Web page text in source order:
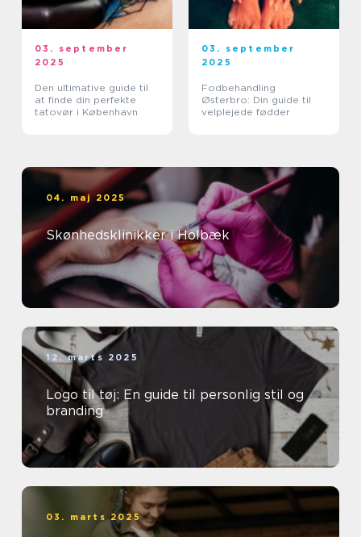
03. september
2025
Den ultimative guide til
at finde din perfekte
tatovør i København
03. september
2025
Fodbehandling
Østerbro: Din guide til
velplejede fødder
04. maj 2025
Skønhedsklinikker i Holbæk
12. marts 2025
Logo til tøj: En guide til personlig stil og
branding
03. marts 2025